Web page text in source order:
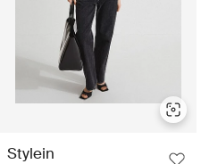
Stylein